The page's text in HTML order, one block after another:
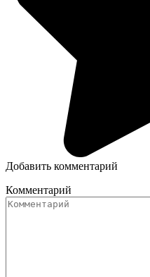
Добавить комментарий
Комментарий